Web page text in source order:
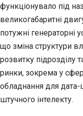
функціонувало під
великогабаритні
потужні генераторні
що зміна структури
розвитку підрозділу
ринки, зокрема у
обладнання для
штучного інтелекту.